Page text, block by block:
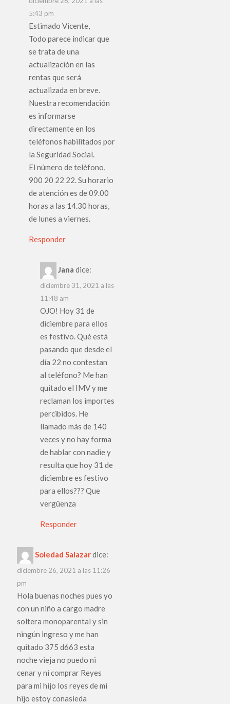
5:43 pm
Estimado Vicente,
Todo parece indicar que
se trata de una
actualización en las
rentas que será
actualizada en breve.
Nuestra recomendación
es informarse
directamente en los
teléfonos habilitados por
la Seguridad Social.
El número de teléfono,
900 20 22 22. Su horario
de atención es de 09.00
horas a las 14.30 horas,
de lunes a viernes.
Responder
Jana dice:
diciembre 31, 2021 a las
11:48 am
OJO! Hoy 31 de
diciembre para ellos
es festivo. Qué está
pasando que desde el
día 22 no contestan
al teléfono? Me han
quitado el IMV y me
reclaman los importes
percibidos. He
llamado más de 140
veces y no hay forma
de hablar con nadie y
resulta que hoy 31 de
diciembre es festivo
para ellos??? Que
vergüenza
Responder
Soledad Salazardice:
diciembre 26, 2021 a las 11:26
pm
Hola buenas noches pues yo
con un niño a cargo madre
soltera monoparental y sin
ningún ingreso y me han
quitado 375 d663 esta
noche vieja no puedo ni
cenar y ni comprar Reyes
para mi hijo los reyes de mi
hijo estoy conasieda